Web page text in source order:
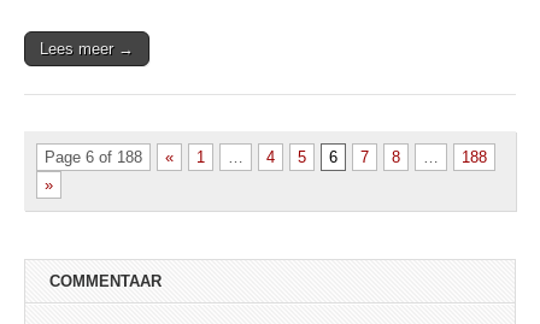
Lees meer →
Page 6 of 188 « 1 4 5 6 7 8
188
»
COMMENTAAR